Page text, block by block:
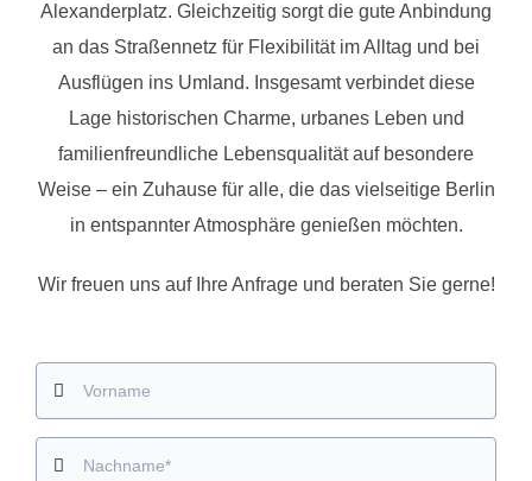
Alexanderplatz. Gleichzeitig sorgt die gute Anbindung
an das Straßennetz für Flexibilität im Alltag und bei
Ausflügen ins Umland. Insgesamt verbindet diese
Lage historischen Charme, urbanes Leben und
familienfreundliche Lebensqualität auf besondere
Weise – ein Zuhause für alle, die das vielseitige Berlin
in entspannter Atmosphäre genießen möchten.
Wir freuen uns auf Ihre Anfrage und beraten Sie gerne!